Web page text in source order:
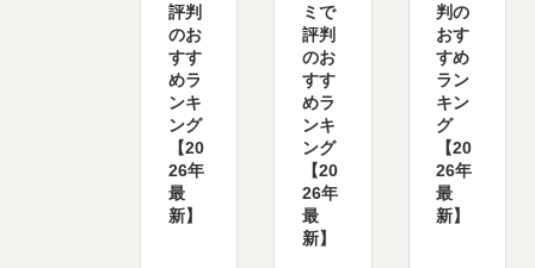
評判
のお
すす
めラ
ンキ
ング
【20
26年
最
新】
ミで
評判
のお
すす
めラ
ンキ
ング
【20
26年
最
新】
判の
おす
すめ
ラン
キン
グ
【20
26年
最
新】